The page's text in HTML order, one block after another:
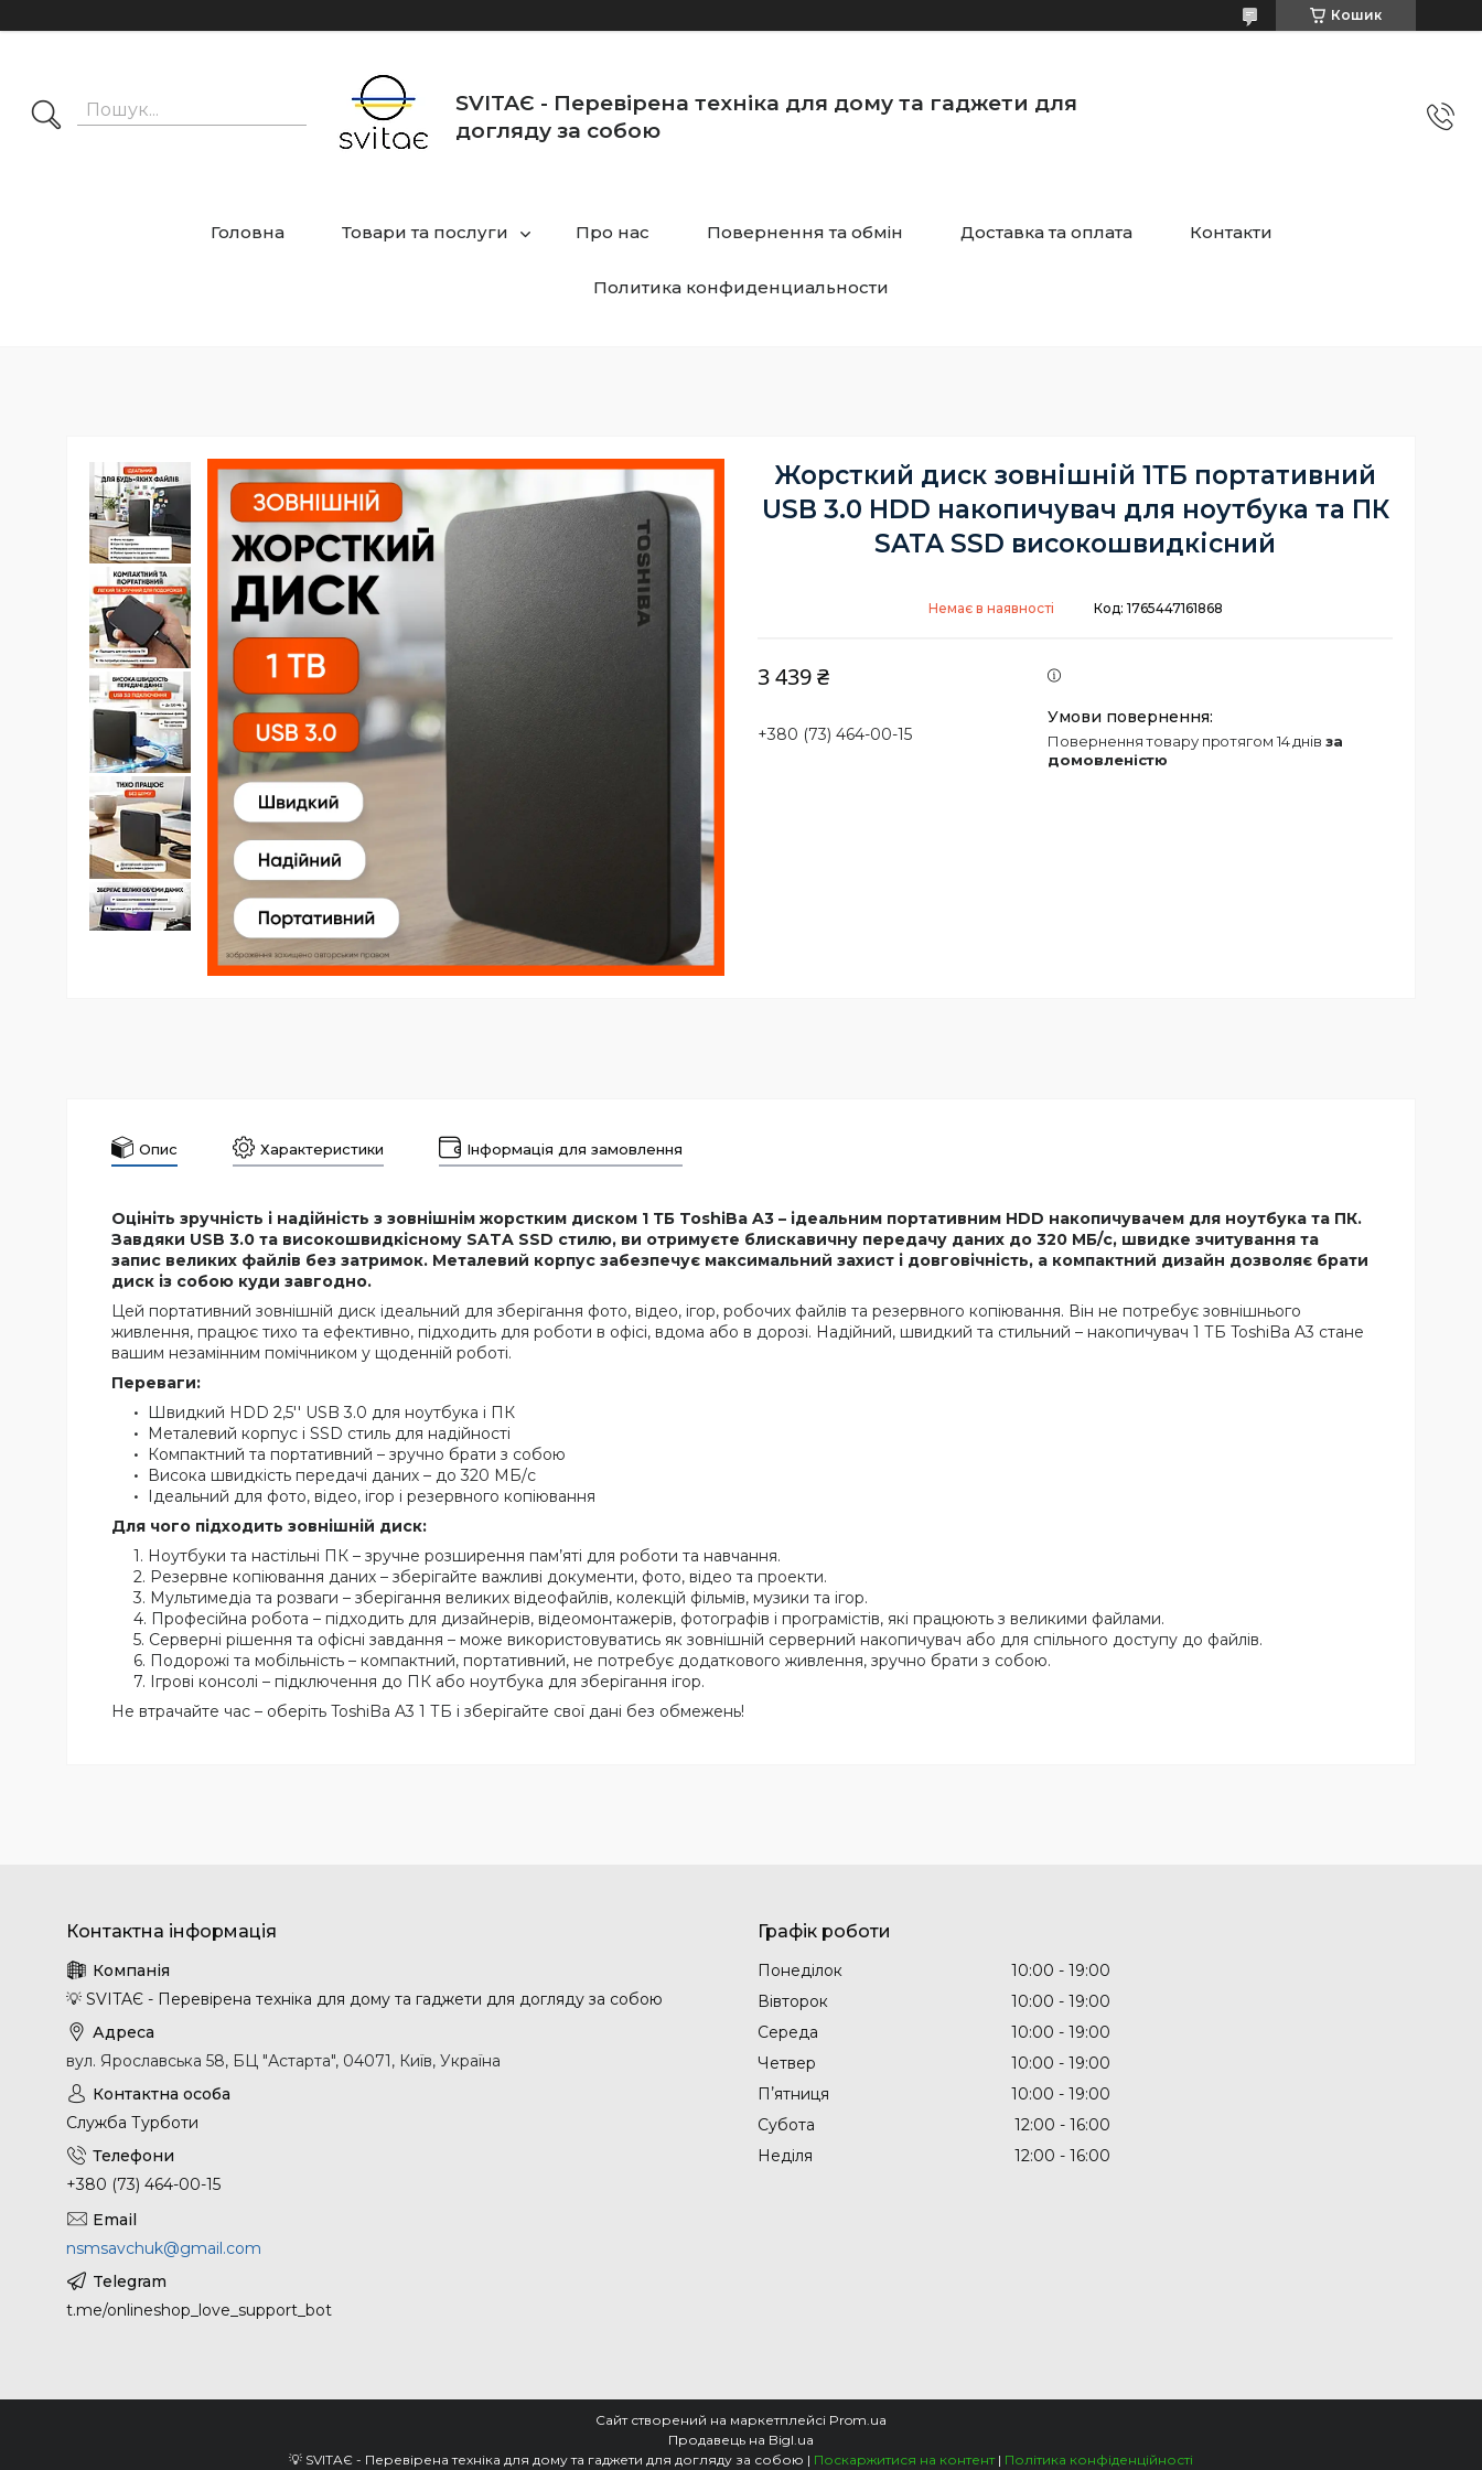
Кошик
SVITAЄ - Перевірена техніка для дому та гаджети для
догляду за собою
Головна Товари та послуги Про нас Повернення та обмін Доставка та оплата Контакти
Политика конфиденциальности
Жорсткий диск зовнішній 1ТБ портативний
USB 3.0 HDD накопичувач для ноутбука та ПК
SATA SSD високошвидкісний
Немає в наявності Код: 1765447161868
3 439 ₴
+380 (73) 464-00-15 повернення товару протягом 14 днів за
домовленістю
Опис Характеристики Інформація для замовлення
Оцініть зручність і надійність з зовнішнім жорстким диском 1 ТБ ToshiBa A3 – ідеальним портативним HDD накопичувачем для ноутбука та ПК.
Завдяки USB 3.0 та високошвидкісному SATA SSD стилю, ви отримуєте блискавичну передачу даних до 320 МБ/с, швидке зчитування та
запис великих файлів без затримок. Металевий корпус забезпечує максимальний захист і довговічність, а компактний дизайн дозволяє брати
диск із собою куди завгодно.
Цей портативний зовнішній диск ідеальний для зберігання фото, відео, ігор, робочих файлів та резервного копіювання. Він не потребує зовнішнього
живлення, працює тихо та ефективно, підходить для роботи в офісі, вдома або в дорозі. Надійний, швидкий та стильний – накопичувач 1 ТБ ToshiBa A3 стане
вашим незамінним помічником у щоденній роботі.
Переваги:
Швидкий HDD 2,5'' USB 3.0 для ноутбука і ПК
Металевий корпус і SSD стиль для надійності
Компактний та портативний – зручно брати з собою
Висока швидкість передачі даних – до 320 МБ/с
Ідеальний для фото, відео, ігор і резервного копіювання
Для чого підходить зовнішній диск:
Ноутбуки та настільні ПК – зручне розширення пам’яті для роботи та навчання.
Резервне копіювання даних – зберігайте важливі документи, фото, відео та проекти.
Мультимедіа та розваги – зберігання великих відеофайлів, колекцій фільмів, музики та ігор.
Професійна робота – підходить для дизайнерів, відеомонтажерів, фотографів і програмістів, які працюють з великими файлами.
Серверні рішення та офісні завдання – може використовуватись як зовнішній серверний накопичувач або для спільного доступу до файлів.
Подорожі та мобільність – компактний, портативний, не потребує додаткового живлення, зручно брати з собою.
Ігрові консолі – підключення до ПК або ноутбука для зберігання ігор.
Не втрачайте час – оберіть ToshiBa A3 1 ТБ і зберігайте свої дані без обмежень!
💡 SVITAЄ - Перевірена техніка для дому та гаджети для догляду за собою
вул. Ярославська 58, БЦ "Астарта", 04071, Київ, Україна
Служба Турботи
+380 (73) 464-00-15
nsmsavchuk@gmail.com
t.me/onlineshop_love_support_bot
Графік роботи
Понеділок 10:00
19:00
Вівторок
10:00
19:00
Середа
10:00
19:00
Четвер
10:00
19:00
Пʼятниця
10:00
19:00
Субота
12:00
16:00
Неділя
12:00 16:00
Сайт створений на маркетплейсі Prom.ua
Продавець на Bigl.ua
💡 SVITAЄ - Перевірена техніка для дому та гаджети для догляду за собою | Поскаржитися на контент | Політика конфіденційності